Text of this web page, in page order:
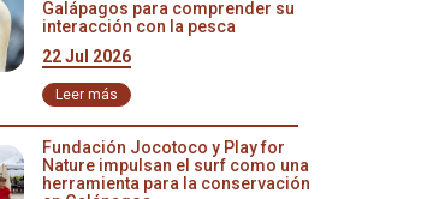
Galápagos para comprender su
interacción con la pesca
22 Jul 2026
Leer más
Fundación Jocotoco y Play for
Nature impulsan el surf como una
herramienta para la conservación